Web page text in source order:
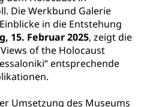
Die Werkbund Galerie
in die Entstehung
15. Februar 2025, zeigt die
of the Holocaust
entsprechende
Umsetzung des Museums